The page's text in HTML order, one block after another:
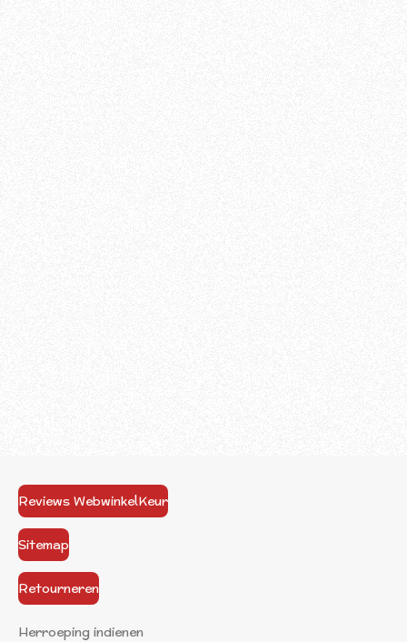
Reviews WebwinkelKeur
Sitemap
Retourneren
Herroeping indienen